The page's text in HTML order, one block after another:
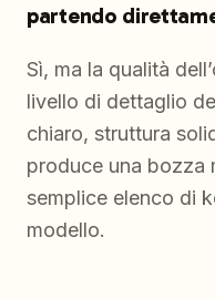
partendo
Sì, ma la qualità
livello di dettaglio
chiaro, struttura
produce una bozza
semplice elenco di
modello.